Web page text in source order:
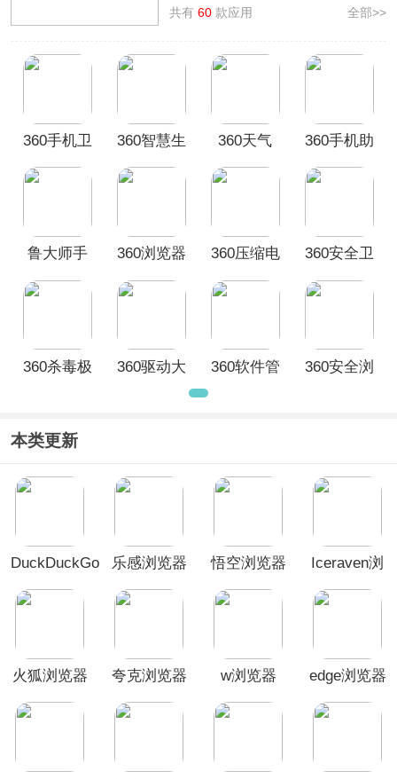
种软件。包括360安全卫士——强大的
提高手机运行速度；以及360浏览器
高效上网，360应用合集都能满足您的
需求，立即免费下载，让您的手机运行
共有60 款应用 全部>>
360手机卫
360智慧生
360天气
360手机助
鲁大师手
360浏览器
360压缩电
360安全卫
360杀毒极
360驱动大
360软件管
360安全浏
本类更新
DuckDuckGo
乐感浏览器
悟空浏览器
Iceraven浏
火狐浏览器
夸克浏览器
w浏览器
edge浏览器